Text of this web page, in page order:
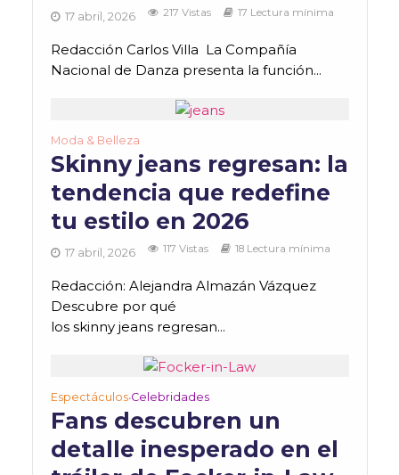
17 abril, 2026 217 Vistas 17 Lectura mínima
Redacción Carlos Villa La Compañía
Nacional de Danza presenta la función...
Moda & Belleza
Skinny jeans regresan: la
tendencia que redefine
tu estilo en 2026
17 abril, 2026 117 Vistas 18 Lectura mínima
Redacción: Alejandra Almazán Vázquez
Descubre por qué
los skinny jeans regresan...
Espectáculos•Celebridades
Fans descubren un
detalle inesperado en el